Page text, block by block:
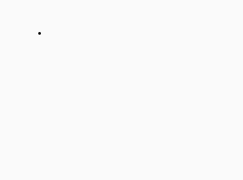
•